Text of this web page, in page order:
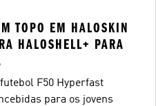
TOPO EM HALOSKIN
HALOSHELL+ PARA
F50 Hyperfast
para os jovens